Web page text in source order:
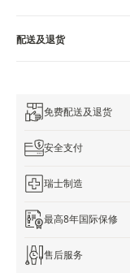
配送及退货
免费配送及退货
安全支付
瑞士制造
最高8年国际保修
售后服务